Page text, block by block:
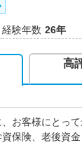
経験年数 26年
お客様にとっ
保険、老後資
高